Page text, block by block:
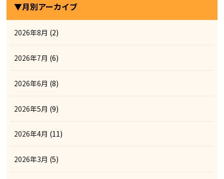
▼月別アーカイブ
2026年8月 (2)
2026年7月 (6)
2026年6月 (8)
2026年5月 (9)
2026年4月 (11)
2026年3月 (5)